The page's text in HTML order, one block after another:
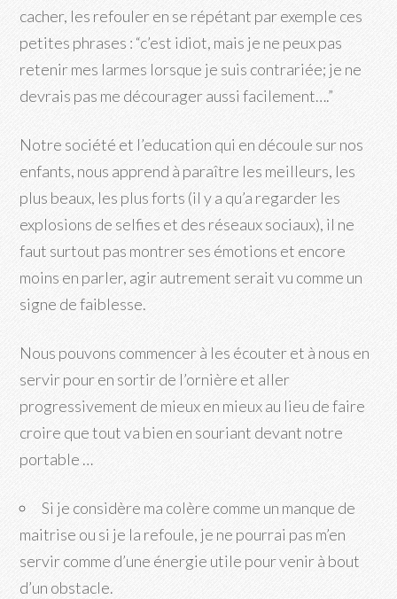
cacher, les refouler en se répétant par exemple ces
petites phrases : “c’est idiot, mais je ne peux pas
retenir mes larmes lorsque je suis contrariée; je ne
devrais pas me décourager aussi facilement….”
Notre société et l’education qui en découle sur nos
enfants, nous apprend à paraître les meilleurs, les
plus beaux, les plus forts (il y a qu’a regarder les
explosions de selfies et des réseaux sociaux), il ne
faut surtout pas montrer ses émotions et encore
moins en parler, agir autrement serait vu comme un
signe de faiblesse.
Nous pouvons commencer à les écouter et à nous en
servir pour en sortir de l’ornière et aller
progressivement de mieux en mieux au lieu de faire
croire que tout va bien en souriant devant notre
portable …
Si je considère ma colère comme un manque de
maitrise ou si je la refoule, je ne pourrai pas m’en
servir comme d’une énergie utile pour venir à bout
d’un obstacle.